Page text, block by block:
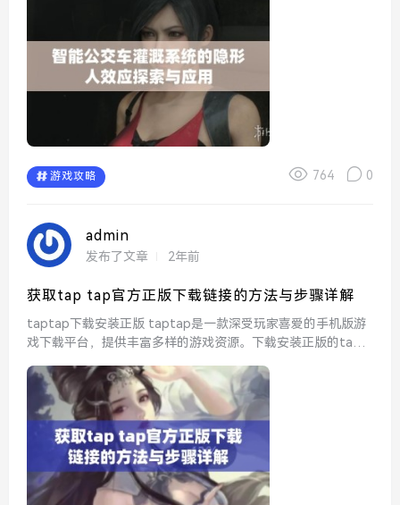
游戏攻略 764 0
admin
发布了文章 2年前
获取tap tap官方正版下载链接的方法与步骤详解
taptap下载安装正版 taptap是一款深受玩家喜爱的手机版游
戏下载平台，提供丰富多样的游戏资源。下载安装正版的tapt
的游戏过程，不必担心盗版软件带来的...